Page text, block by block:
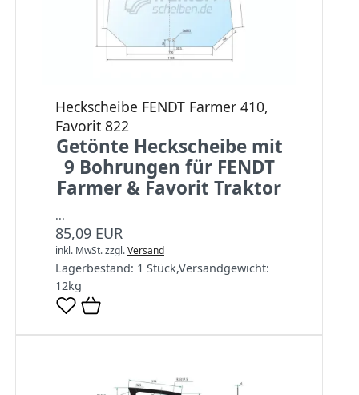
Heckscheibe FENDT Farmer 410,
Favorit 822
Getönte Heckscheibe mit
9 Bohrungen für FENDT
Farmer & Favorit Traktor
...
85,09 EUR
inkl. MwSt.zzgl.Versand
Lagerbestand: 1 Stück,Versandgewicht:
12kg